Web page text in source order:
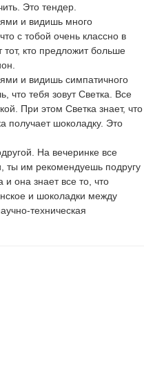
Это тендер.
и видишь много
с тобой очень классно в
кто предложит больше
и видишь симпатичного
что тебя зовут Светка. Все
При этом Светка знает, что
получает шоколадку. Это
На вечеринке все
ты им рекомендуешь подругу
она знает все то, что
и шоколадки между
техническая